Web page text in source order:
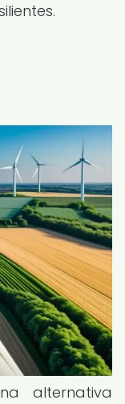
alternativa